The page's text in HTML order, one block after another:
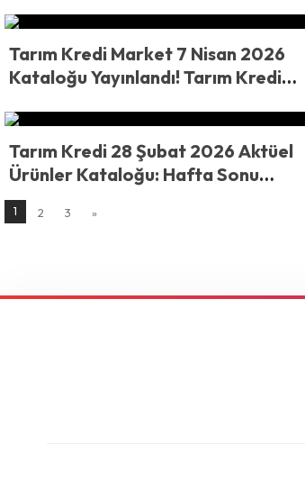
Klima, Vantilatör ve Ev Ürünlerinde
Şok Fiyatlar
Tarım Kredi Market 7 Nisan 2026
Kataloğu Yayınlandı! Tarım Kredi
Zeytinyağı, 299 TL Sucuk ve 334 TL
Tuvalet Kağıdı Raflarda
Tarım Kredi 28 Şubat 2026 Aktüel
Ürünler Kataloğu: Hafta Sonu
Taptaze Fırsatlar
1 2 3 »